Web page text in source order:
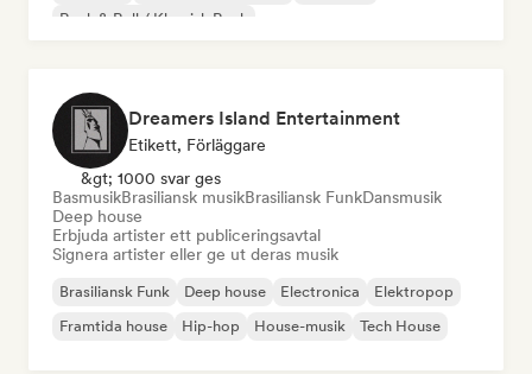
Rock & Roll / Klassisk Rock
Dreamers Island Entertainment
Etikett, Förläggare
&gt; 1000 svar ges
BasmusikBrasiliansk musikBrasiliansk FunkDansmusik
Deep house
Erbjuda artister ett publiceringsavtal
Signera artister eller ge ut deras musik
Brasiliansk Funk Deep house Electronica
Elektropop
Framtida house
Hip-hop House-musik Tech House